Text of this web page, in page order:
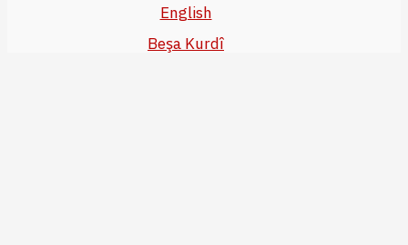
English
Beşa Kurdî